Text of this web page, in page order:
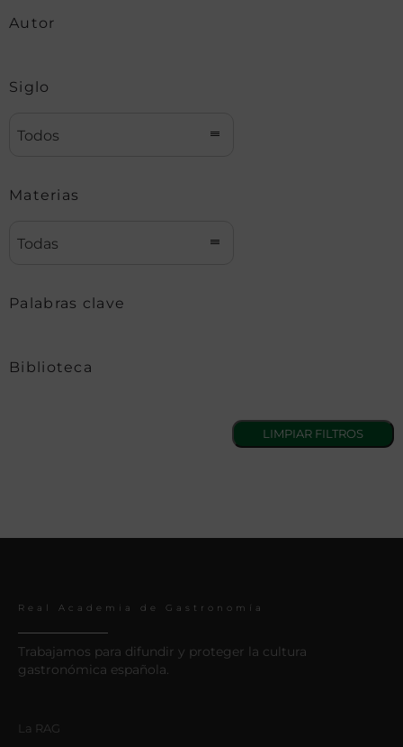
Autor
Siglo
Todos
Materias
Todas
Palabras clave
Biblioteca
Real Academia de Gastronomía
Trabajamos para difundir y proteger la cultura
gastronómica española.
La RAG